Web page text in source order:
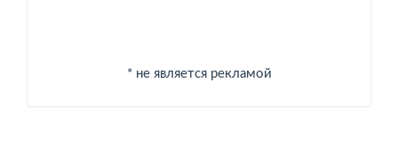
* не является рекламой